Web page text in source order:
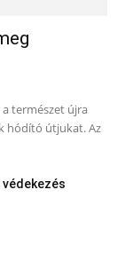
természet újra
hódító útjukat. Az